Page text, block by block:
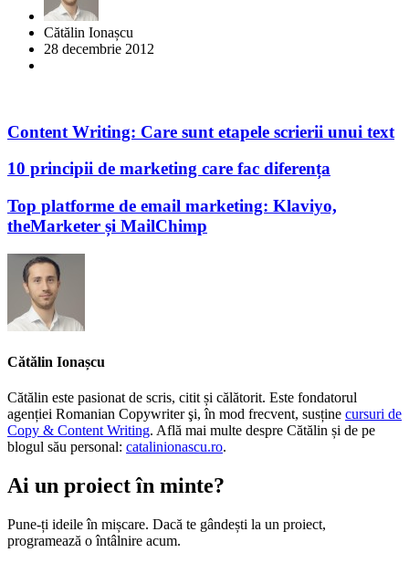
Cătălin Ionașcu
28 decembrie 2012
Content Writing: Care sunt etapele scrierii unui text
10 principii de marketing care fac diferența
Top platforme de email marketing: Klaviyo,
theMarketer și MailChimp
Cătălin Ionașcu
Cătălin este pasionat de scris, citit și călătorit. Este fondatorul
agenției Romanian Copywriter şi, în mod frecvent, susține cursuri de
Copy & Content Writing. Află mai multe despre Cătălin și de pe
blogul său personal: catalinionascu.ro.
Ai un proiect în minte?
Pune-ți ideile în mișcare. Dacă te gândești la un proiect,
programează o întâlnire acum.